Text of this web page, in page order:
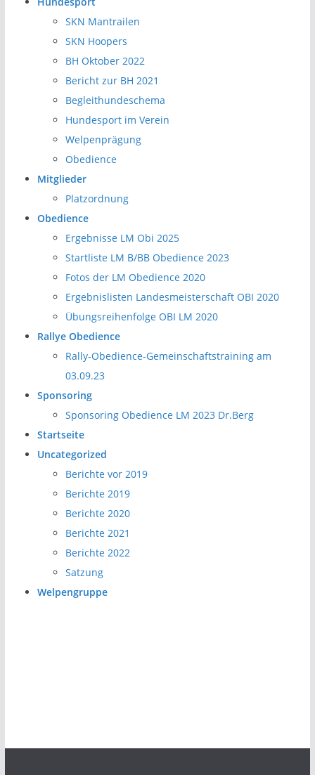
SKN Mantrailen
SKN Hoopers
BH Oktober 2022
Bericht zur BH 2021
Begleithundeschema
Hundesport im Verein
Welpenprägung
Obedience
Mitglieder
Platzordnung
Obedience
Ergebnisse LM Obi 2025
Startliste LM B/BB Obedience 2023
Fotos der LM Obedience 2020
Ergebnislisten Landesmeisterschaft OBI 2020
Übungsreihenfolge OBI LM 2020
Rallye Obedience
Rally-Obedience-Gemeinschaftstraining am
03.09.23
Sponsoring
Sponsoring Obedience LM 2023 Dr.Berg
Startseite
Uncategorized
Berichte vor 2019
Berichte 2019
Berichte 2020
Berichte 2021
Berichte 2022
Satzung
Welpengruppe